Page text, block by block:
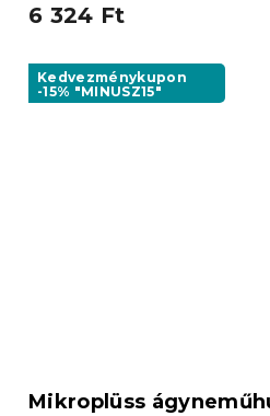
6 324 Ft
Kedvezménykupon
-15% "MINUSZ15"
Mikroplüss